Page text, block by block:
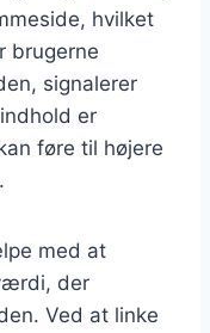
hvilket
brugerne
signalerer
er
føre til højere
med at
der
Ved at linke